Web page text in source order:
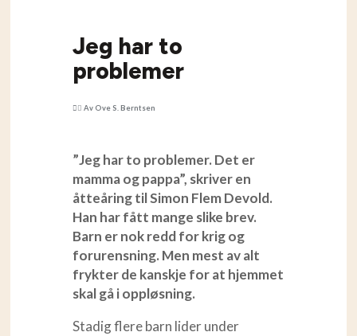
MINE KURS
Jeg har to
problemer
Av Ove S. Berntsen
”Jeg har to problemer. Det er
mamma og pappa”, skriver en
åtteåring til Simon Flem Devold.
Han har fått mange slike brev.
Barn er nok redd for krig og
forurensning. Men mest av alt
frykter de kanskje for at hjemmet
skal gå i oppløsning.
Stadig flere barn lider under